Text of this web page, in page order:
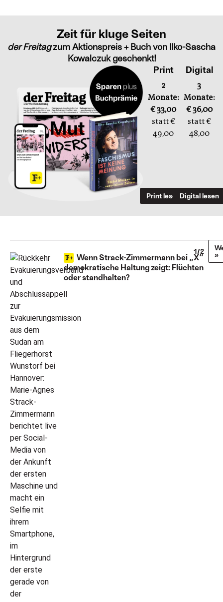
Zeit für kluge Seiten
der Freitagzum Aktionspreis + Buch von Ilko-Sascha
Kowalczuk geschenkt!
Print
2
Monate:
€ 33,00
statt €
49,00
Print lesen
Digital
3
Monate:
€ 36,00
statt €
48,00
Digital lesen
Wenn Strack-Zimmermann bei „X“
demokratische Haltung zeigt: Flüchten
oder standhalten?
1/2
»